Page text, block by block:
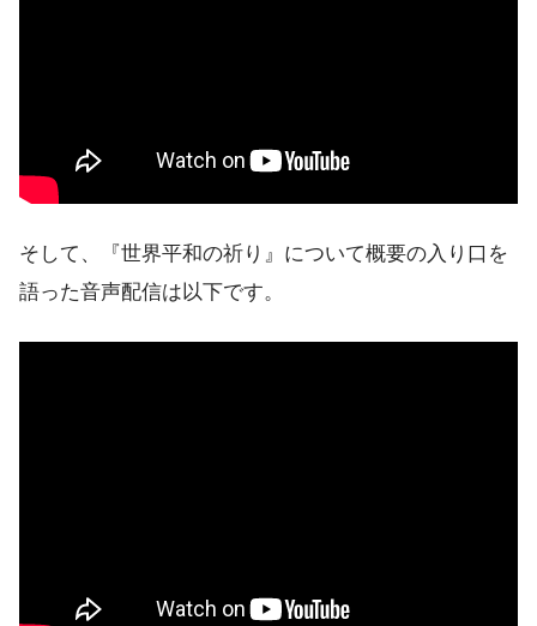
そして、『世界平和の祈り』について概要の入り口を
語った音声配信は以下です。